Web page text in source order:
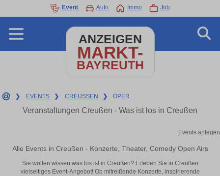
Event Auto Immo Job
ANZEIGEN
MARKT-
BAYREUTH
❯ EVENTS ❯ CREUSSEN ❯ OPER
Veranstaltungen Creußen - Was ist los in Creußen
Events anlegen
Alle Events in Creußen - Konzerte, Theater, Comedy Open Airs
Sie wollen wissen was los ist in Creußen? Erleben Sie in Creußen
vielseitiges Event-Angebot! Ob mitreißende Konzerte, inspirierende